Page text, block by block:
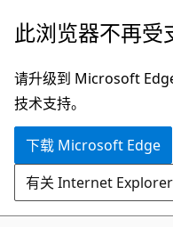
跳
主
要
内
此浏览器不再受
请升级到 Microsoft
技术支持。
下载 Microsoft Edge
有关 Internet